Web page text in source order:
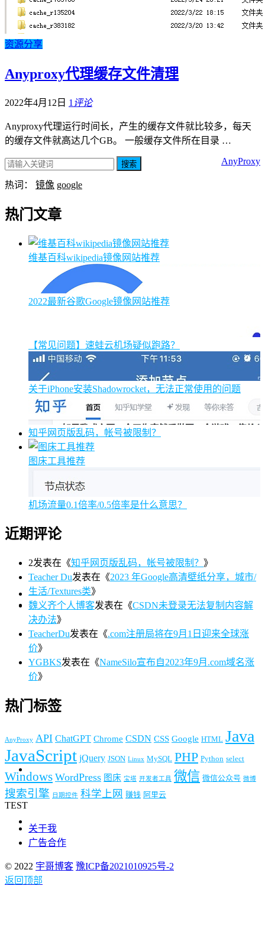
资源分享
Anyproxy代理缓存文件清理
2022年4月12日 1 评论
Anyproxy代理运行时间长，产生的缓存文件就比较多，每天
的缓存文件就高达几个GB。 一般缓存文件所在目录 …
AnyProxy
搜索
热词： 镜像 google
热门文章
维基百科wikipedia镜像网站推荐
2022最新谷歌Google镜像网站推荐
【常见问题】速蛙云机场疑似跑路？
关于iPhone安装Shadowrocket，无法正常使用的问题
知乎网页版乱码，帐号被限制？
图床工具推荐
机场流量0.1倍率/0.5倍率是什么意思？
近期评论
2发表在《知乎网页版乱码，帐号被限制？ 》
Teacher Du发表在《2023 年Google高清壁纸分享，城市/
生活/Textures类》
魏义齐个人博客发表在《CSDN未登录无法复制内容解
决办法》
TeacherDu发表在《.com注册局将在9月1日迎来全球涨
价》
YGBKS发表在《NameSilo宣布自2023年9月.com域名涨
价》
热门标签
AnyProxy API ChatGPT Chrome CSDN CSS Google HTML Java
JavaScript jQuery JSON Linux MySQL PHP Python select
Windows WordPress 图床 宝塔 开发者工具 微信 微信公众号 微博
搜索引擎 日期控件 科学上网 赚钱 阿里云
TEST
关于我
广告合作
© 2022 宇哥博客 豫ICP备2021010925号-2
返回顶部